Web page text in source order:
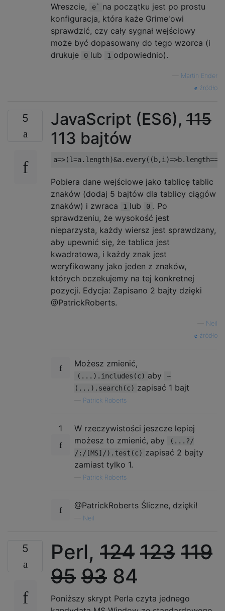
Wreszcie,
e` na początku jest po prostu
konfiguracja, która każe Grime'owi
sprawdzić, czy cały sygnał wejściowy
może być dopasowany do tego wzorca (i
drukuje
0 lub 1 odpowiednio).
Martin Ender
źródło
5 JavaScript (ES6), 115
113 bajtów
Pobiera dane wejściowe jako tablicę tablic
znaków (dodaj 5 bajtów dla tablicy ciągów
znaków) i zwraca
1 lub 0 . Po
sprawdzeniu, że wysokość jest
nieparzysta, każdy wiersz jest sprawdzany,
aby upewnić się, że tablica jest
kwadratowa, i każdy znak jest
weryfikowany jako jeden z znaków,
których oczekujemy na tej konkretnej
pozycji. Edycja: Zapisano 2 bajty dzięki
@PatrickRoberts.
Neil
źródło
Możesz zmienić,
(...).includes(c) aby
~
(...).search(c) zapisać 1 bajt
Patrick Roberts
1
W rzeczywistości jeszcze lepiej
możesz to zmienić, aby
(...?/
/:/[MS]/).test(c) zapisać 2 bajty
zamiast tylko 1.
Patrick Roberts
@PatrickRoberts Śliczne, dzięki!
Neil
5 Perl, 124 123 119
95 93 84
Poniższy skrypt Perla czyta jednego